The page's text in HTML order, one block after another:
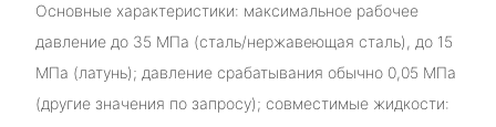
Основные характеристики: максимальное рабочее
давление до 35 МПа (сталь/нержавеющая сталь), до 15
МПа (латунь); давление срабатывания обычно 0,05 МПа
(другие значения по запросу); совместимые жидкости: